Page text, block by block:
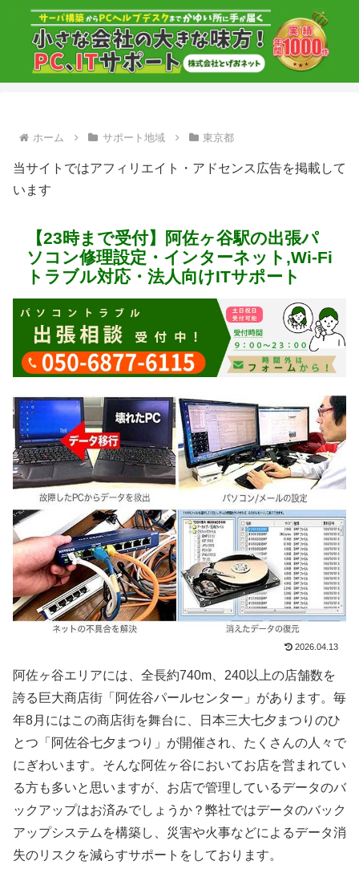
ホーム サポート地域 東京都
当サイトではアフィリエイト・アドセンス広告を掲載して
います
【23時まで受付】阿佐ヶ谷駅の出張パ
ソコン修理設定・インターネット,Wi-Fi
トラブル対応・法人向けITサポート
2026.04.13
阿佐ヶ谷エリアには、全長約740m、240以上の店舗数を
誇る巨大商店街「阿佐谷パールセンター」があります。毎
年8月にはこの商店街を舞台に、日本三大七夕まつりのひ
とつ「阿佐谷七夕まつり」が開催され、たくさんの人々で
にぎわいます。そんな阿佐ヶ谷においてお店を営まれてい
る方も多いと思いますが、お店で管理しているデータのバ
ックアップはお済みでしょうか？弊社ではデータのバック
アップシステムを構築し、災害や火事などによるデータ消
失のリスクを減らすサポートをしております。